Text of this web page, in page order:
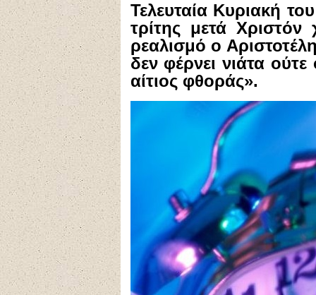
Τ​​ελευταία Kυριακή
τρίτης μετά Xριστόν
ρεαλισμό ο
δεν φέρνει νιάτα
αίτιος φθοράς».